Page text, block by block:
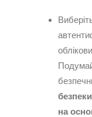
на